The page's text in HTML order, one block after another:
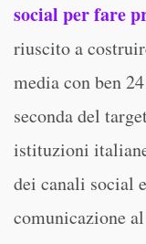
social per fare
riuscito a
media con ben
seconda del
istituzioni
dei canali social
comunicazione